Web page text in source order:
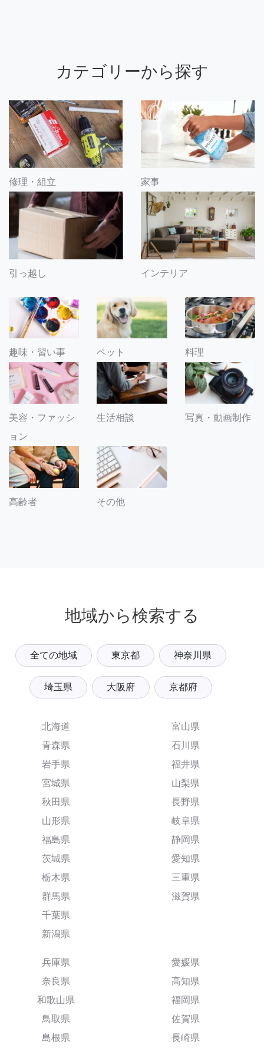
カテゴリーから探す
修理・組立 家事
引っ越し インテリア
趣味・習い事 ペット 料理
美容・ファッシ
ョン
生活相談 写真・動画制作
高齢者 その他
地域から検索する
全ての地域 東京都 神奈川県
埼玉県 大阪府 京都府
北海道
青森県
岩手県
宮城県
秋田県
山形県
福島県
茨城県
栃木県
群馬県
千葉県
新潟県
富山県
石川県
福井県
山梨県
長野県
岐阜県
静岡県
愛知県
三重県
滋賀県
兵庫県
奈良県
和歌山県
鳥取県
島根県
愛媛県
高知県
福岡県
佐賀県
長崎県